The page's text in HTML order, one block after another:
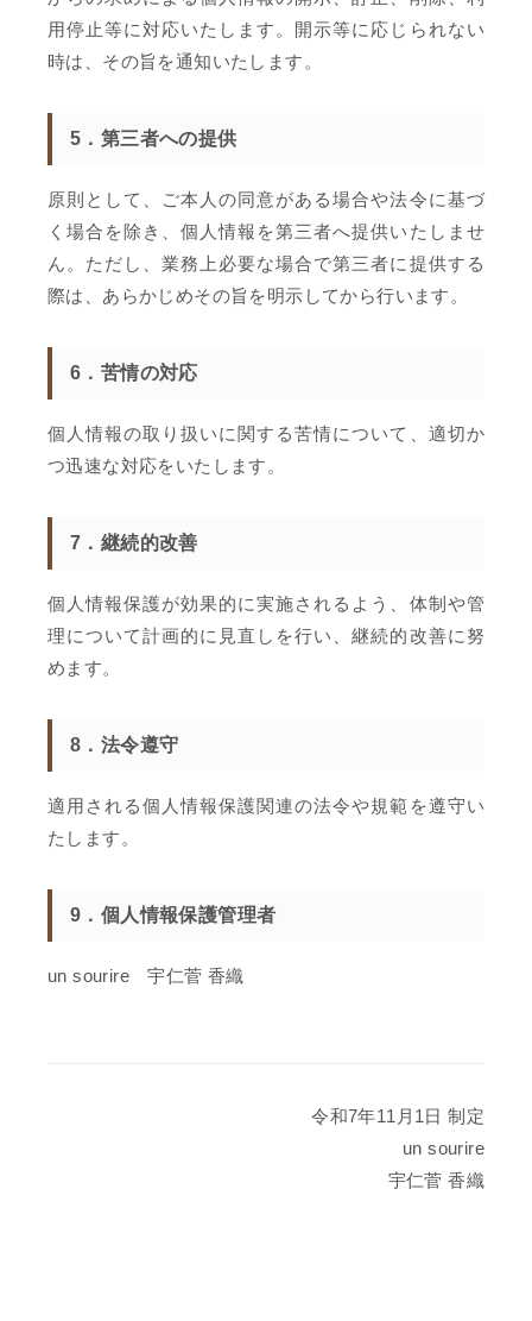
用停止等に対応いたします。開示等に応じられない
時は、その旨を通知いたします。
5．第三者への提供
原則として、ご本人の同意がある場合や法令に基づ
く場合を除き、個人情報を第三者へ提供いたしませ
ん。ただし、業務上必要な場合で第三者に提供する
際は、あらかじめその旨を明示してから行います。
6．苦情の対応
個人情報の取り扱いに関する苦情について、適切か
つ迅速な対応をいたします。
7．継続的改善
個人情報保護が効果的に実施されるよう、体制や管
理について計画的に見直しを行い、継続的改善に努
めます。
8．法令遵守
適用される個人情報保護関連の法令や規範を遵守い
たします。
9．個人情報保護管理者
un sourire 宇仁菅 香織
令和7年11月1日 制定
un sourire
宇仁菅 香織